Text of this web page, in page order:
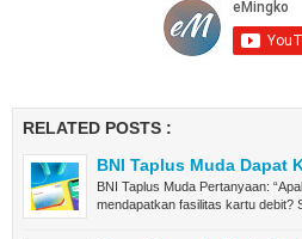
RELATED POSTS :
BNI Taplus Muda Dapat
BNI Taplus Muda Pertanyaan:
mendapatkan fasilitas kartu debit?